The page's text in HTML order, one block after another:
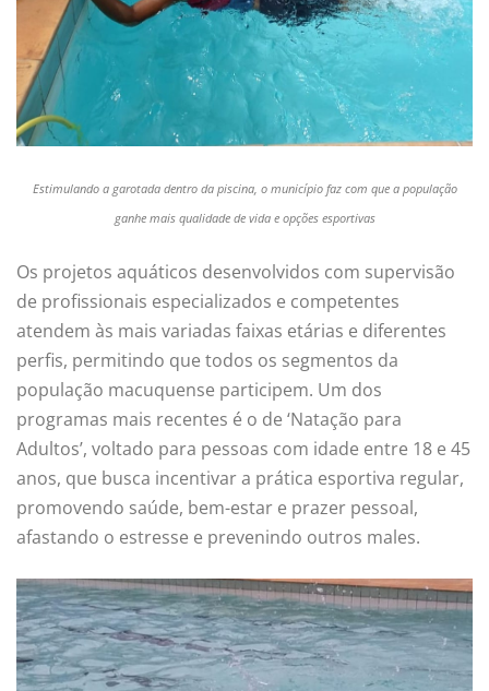
Estimulando a garotada dentro da piscina, o município faz com que a população
ganhe mais qualidade de vida e opções esportivas
Os projetos aquáticos desenvolvidos com supervisão
de profissionais especializados e competentes
atendem às mais variadas faixas etárias e diferentes
perfis, permitindo que todos os segmentos da
população macuquense participem. Um dos
programas mais recentes é o de ‘Natação para
Adultos’, voltado para pessoas com idade entre 18 e 45
anos, que busca incentivar a prática esportiva regular,
promovendo saúde, bem-estar e prazer pessoal,
afastando o estresse e prevenindo outros males.